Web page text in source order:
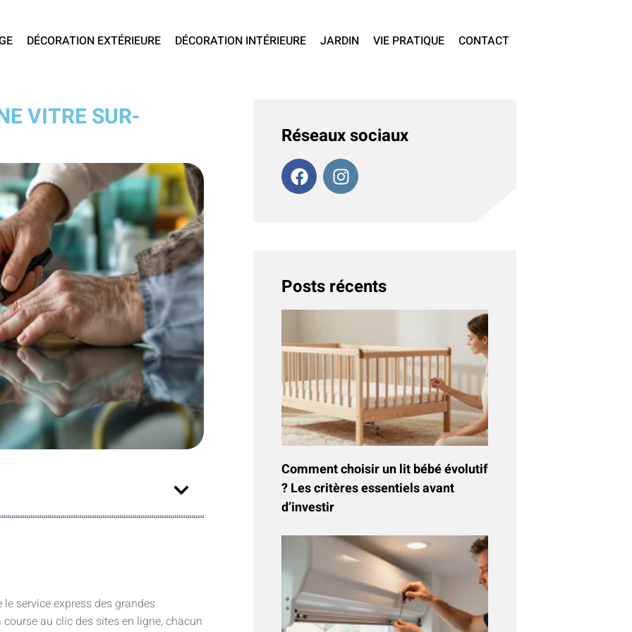
DÉCORATION EXTÉRIEURE DÉCORATION INTÉRIEURE JARDIN VIE PRATIQUE CONTACT
VITRE SUR-
service express des grandes
au clic des sites en ligne, chacun
Réseaux sociaux
Posts récents
Comment choisir un lit bébé évolutif
? Les critères essentiels avant
d’investir